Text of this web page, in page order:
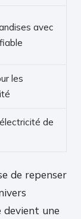
avec
les
de
de repenser
devient une